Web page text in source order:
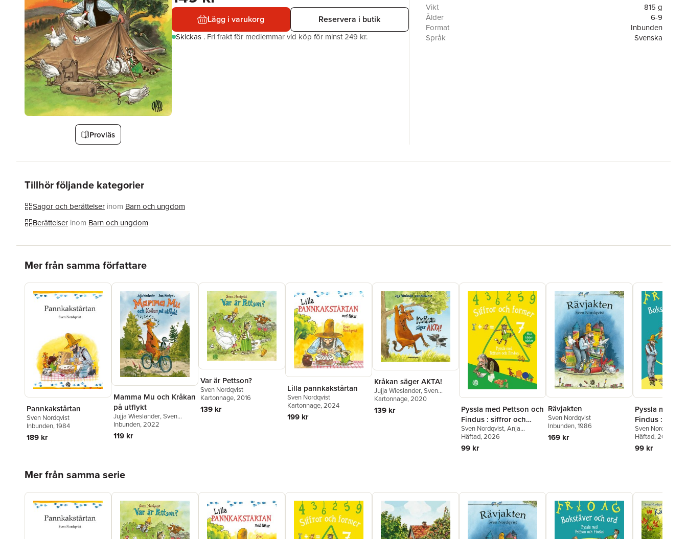
Provläs
Lägg i varukorg Reservera i butik
Skickas . Fri frakt för medlemmar vid köp för minst 249 kr.
Vikt
815 g
Ålder
6-9
Format
Inbunden
Språk
Svenska
Tillhör följande kategorier
Sagor och berättelser inom Barn och ungdom
Berättelser inom Barn och ungdom
Mer från samma författare
Pannkakstårtan
Sven Nordqvist
Inbunden, 1984
189 kr
Mamma Mu och Kråkan
på utflykt
Jujja Wieslander,Sven
Nordqvist
Inbunden, 2022
119 kr
Var är Pettson?
Sven Nordqvist
Kartonnage, 2016
139 kr
Lilla pannkakstårtan
Sven Nordqvist
Kartonnage, 2024
199 kr
Kråkan säger AKTA!
Jujja Wieslander,Sven
Nordqvist
Kartonnage, 2020
139 kr
Pyssla med Pettson och
Findus : siffror och
former med
klistermärken
Sven Nordqvist,Anja
Eriksson
Häftad, 2026
99 kr
Rävjakten
Sven Nordqvist
Inbunden, 1986
169 kr
Pyssla med
Findus :
ord med
Sven Nordqvist
Eriksson
Häftad, 2026
99 kr
Mer från samma serie